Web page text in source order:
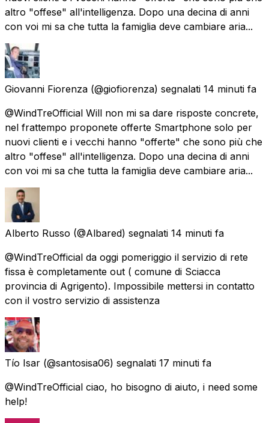
altro "offese" all'intelligenza. Dopo una decina di anni
con voi mi sa che tutta la famiglia deve cambiare aria...
Giovanni Fiorenza (@giofiorenza) segnalati 14 minuti fa
@WindTreOfficial Will non mi sa dare risposte concrete,
nel frattempo proponete offerte Smartphone solo per
nuovi clienti e i vecchi hanno "offerte" che sono più che
altro "offese" all'intelligenza. Dopo una decina di anni
con voi mi sa che tutta la famiglia deve cambiare aria...
Alberto Russo (@Albared) segnalati 14 minuti fa
@WindTreOfficial da oggi pomeriggio il servizio di rete
fissa è completamente out ( comune di Sciacca
provincia di Agrigento). Impossibile mettersi in contatto
con il vostro servizio di assistenza
Tío Isar (@santosisa06) segnalati 17 minuti fa
@WindTreOfficial ciao, ho bisogno di aiuto, i need some
help!